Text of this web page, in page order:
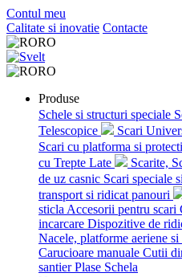
Contul meu
Calitate si inovatie Contacte
RO
RO
Produse
Schele si structuri speciale
Telescopice
Scari
Scari cu platforma si
cu Trepte Late
Scarite,
de uz casnic Scari speciale
transport si ridicat panouri
sticla Accesorii pentru scari
incarcare Dispozitive de
Nacele, platforme aeriene si
Carucioare manuale Cutii
santier Plase Schela